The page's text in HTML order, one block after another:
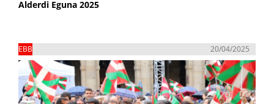
Alderdi Eguna 2025
EBB 20/04/2025